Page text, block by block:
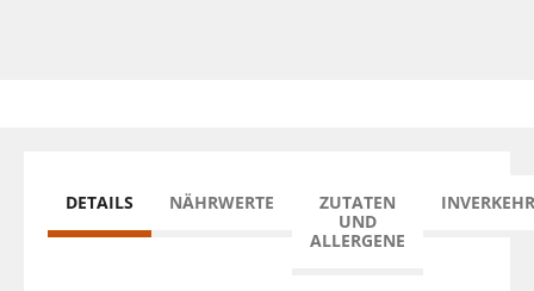
DETAILS NÄHRWERTE
ZUTATEN
UND
ALLERGENE